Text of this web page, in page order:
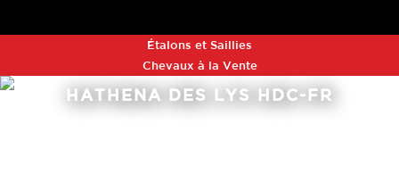
Étalons et Saillies
Chevaux à la Vente
HATHENA DES LYS HDC-FR